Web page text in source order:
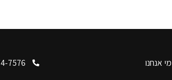
מי אנחנו 7576